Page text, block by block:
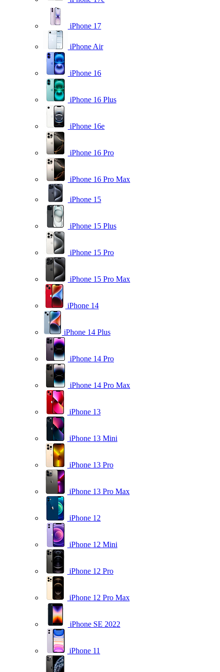
iPhone 17
iPhone Air
iPhone 16
iPhone 16 Plus
iPhone 16e
iPhone 16 Pro
iPhone 16 Pro Max
iPhone 15
iPhone 15 Plus
iPhone 15 Pro
iPhone 15 Pro Max
iPhone 14
iPhone 14 Plus
iPhone 14 Pro
iPhone 14 Pro Max
iPhone 13
iPhone 13 Mini
iPhone 13 Pro
iPhone 13 Pro Max
iPhone 12
iPhone 12 Mini
iPhone 12 Pro
iPhone 12 Pro Max
iPhone SE 2022
iPhone 11